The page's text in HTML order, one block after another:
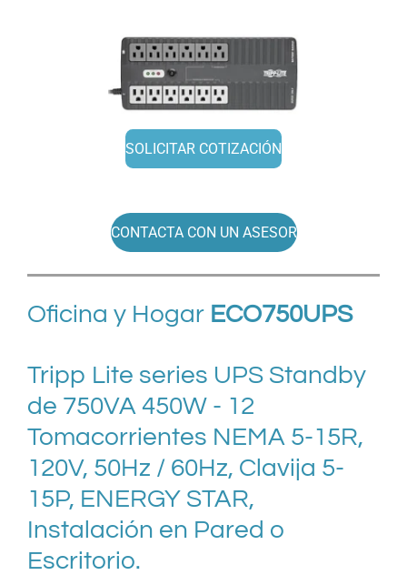
SOLICITAR COTIZACIÓN
CONTACTA CON UN ASESOR
Oficina y Hogar ECO750UPS
Tripp Lite series UPS Standby
de 750VA 450W - 12
Tomacorrientes NEMA 5-15R,
120V, 50Hz / 60Hz, Clavija 5-
15P, ENERGY STAR,
Instalación en Pared o
Escritorio.